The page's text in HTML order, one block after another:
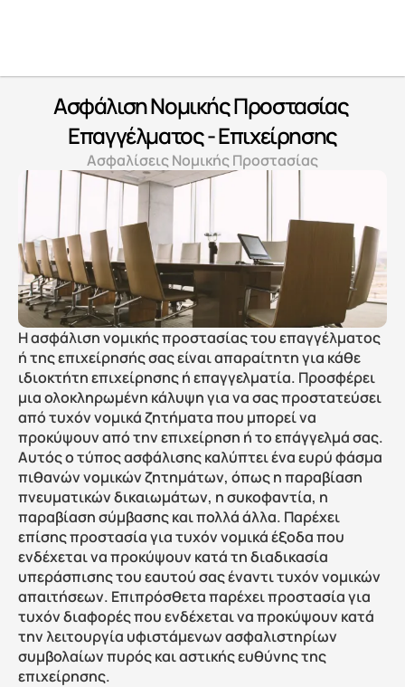
Ασφάλιση Νομικής Προστασίας
Επαγγέλματος - Επιχείρησης
Ασφαλίσεις Νομικής Προστασίας
Η ασφάλιση νομικής προστασίας του επαγγέλματος
ή της επιχείρησής σας είναι απαραίτητη για κάθε
ιδιοκτήτη επιχείρησης ή επαγγελματία. Προσφέρει
μια ολοκληρωμένη κάλυψη για να σας προστατεύσει
από τυχόν νομικά ζητήματα που μπορεί να
προκύψουν από την επιχείρηση ή το επάγγελμά σας.
Αυτός ο τύπος ασφάλισης καλύπτει ένα ευρύ φάσμα
πιθανών νομικών ζητημάτων, όπως η παραβίαση
πνευματικών δικαιωμάτων, η συκοφαντία, η
παραβίαση σύμβασης και πολλά άλλα. Παρέχει
επίσης προστασία για τυχόν νομικά έξοδα που
ενδέχεται να προκύψουν κατά τη διαδικασία
υπεράσπισης του εαυτού σας έναντι τυχόν νομικών
απαιτήσεων. Επιπρόσθετα παρέχει προστασία για
τυχόν διαφορές που ενδέχεται να προκύψουν κατά
την λειτουργία υφιστάμενων ασφαλιστηρίων
συμβολαίων πυρός και αστικής ευθύνης της
επιχείρησης.